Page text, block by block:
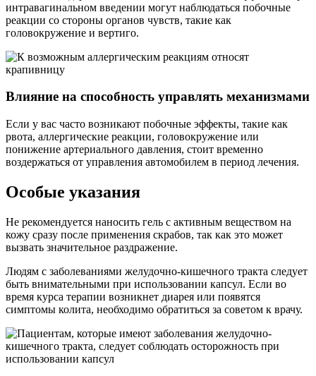
интравагинальном введении могут наблюдаться побочные
реакции со стороны органов чувств, такие как
головокружение и вертиго.
Влияние на способность управлять механизмами
Если у вас часто возникают побочные эффекты, такие как
рвота, аллергические реакции, головокружение или
понижение артериального давления, стоит временно
воздержаться от управления автомобилем в период лечения.
Особые указания
Не рекомендуется наносить гель с активным веществом на
кожу сразу после применения скрабов, так как это может
вызвать значительное раздражение.
Людям с заболеваниями желудочно-кишечного тракта следует
быть внимательными при использовании капсул. Если во
время курса терапии возникнет диарея или появятся
симптомы колита, необходимо обратиться за советом к врачу.